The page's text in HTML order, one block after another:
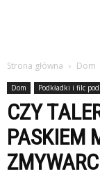
Strona główna Dom
Dom Podkładki i filc
CZY
PASKIEM